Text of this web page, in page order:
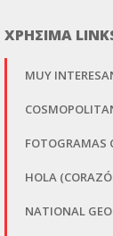
ΧΡΗΣΙΜΑ
MUY
FOTOGRAMAS
HOLA
NATIONAL